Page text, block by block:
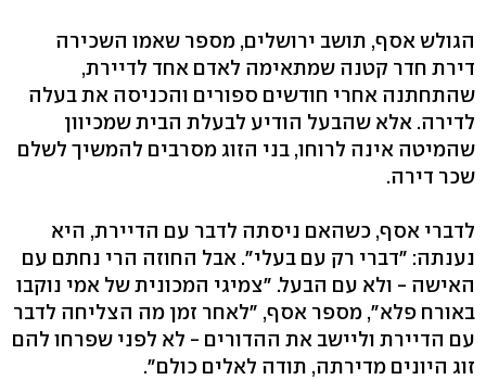
הגולש אסף, תושב ירושלים, מספר שאמו השכירה
דירת חדר קטנה שמתאימה לאדם אחד לדיירת,
שהתחתנה אחרי חודשים ספורים והכניסה את בעלה
לדירה. אלא שהבעל הודיע לבעלת הבית שמכיוון
שהמיטה אינה לרוחו, בני הזוג מסרבים להמשיך לשלם
שכר דירה.
לדברי אסף, כשהאם ניסתה לדבר עם הדיירת, היא
נענתה: "דברי רק עם בעלי". אבל החוזה הרי נחתם עם
האישה - ולא עם הבעל. "צמיגי המכונית של אמי נוקבו
באורח פלא", מספר אסף, "לאחר זמן מה הצליחה לדבר
עם הדיירת וליישב את ההדורים - לא לפני שפרחו להם
זוג היונים מדירתה, תודה לאלים כולם".